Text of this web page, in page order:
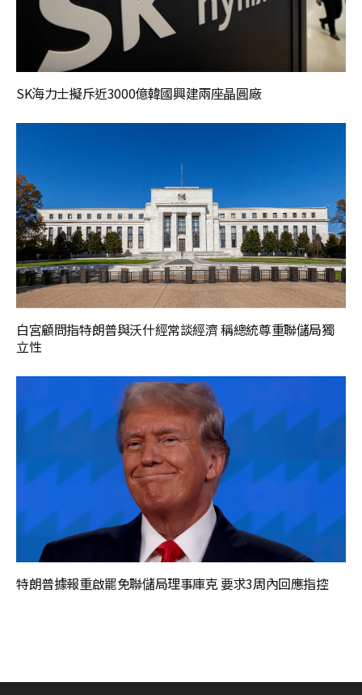
SK海力士擬斥近3000億韓國興建兩座晶圓廠
白宮顧問指特朗普與沃什經常談經濟 稱總統尊重聯儲局獨
立性
特朗普據報重啟罷免聯儲局理事庫克 要求3周內回應指控